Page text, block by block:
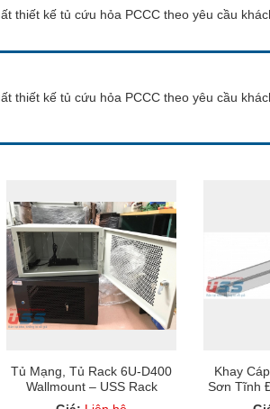
thiết kế tủ cứu hỏa PCCC theo yêu cầu
thiết kế tủ cứu hỏa PCCC theo yêu cầu
Tủ Mạng, Tủ Rack 6U-D400
Wallmount – USS Rack
6U400 -Màu Đen, Cửa Lưới
Khay
Sơn Tĩnh